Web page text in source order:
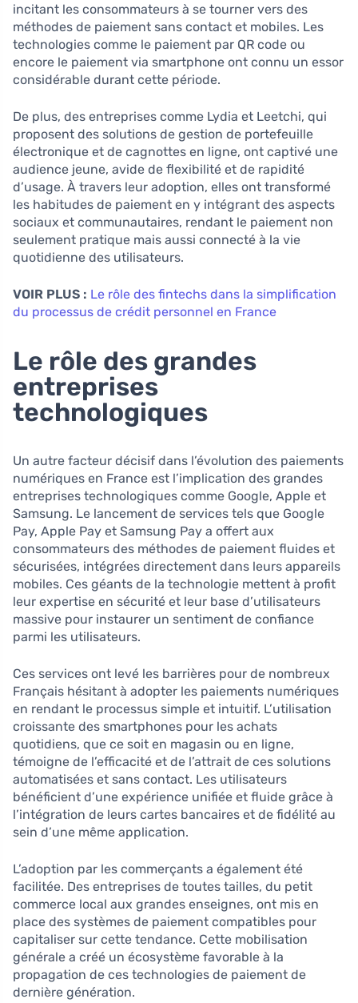
incitant les consommateurs à se tourner vers des
méthodes de paiement sans contact et mobiles. Les
technologies comme le paiement par QR code ou
encore le paiement via smartphone ont connu un essor
considérable durant cette période.
De plus, des entreprises comme Lydia et Leetchi, qui
proposent des solutions de gestion de portefeuille
électronique et de cagnottes en ligne, ont captivé une
audience jeune, avide de flexibilité et de rapidité
d’usage. À travers leur adoption, elles ont transformé
les habitudes de paiement en y intégrant des aspects
sociaux et communautaires, rendant le paiement non
seulement pratique mais aussi connecté à la vie
quotidienne des utilisateurs.
VOIR PLUS : Le rôle des fintechs dans la simplification
du processus de crédit personnel en France
Le rôle des grandes
entreprises
technologiques
Un autre facteur décisif dans l’évolution des paiements
numériques en France est l’implication des grandes
entreprises technologiques comme Google, Apple et
Samsung. Le lancement de services tels que Google
Pay, Apple Pay et Samsung Pay a offert aux
consommateurs des méthodes de paiement fluides et
sécurisées, intégrées directement dans leurs appareils
mobiles. Ces géants de la technologie mettent à profit
leur expertise en sécurité et leur base d’utilisateurs
massive pour instaurer un sentiment de confiance
parmi les utilisateurs.
Ces services ont levé les barrières pour de nombreux
Français hésitant à adopter les paiements numériques
en rendant le processus simple et intuitif. L’utilisation
croissante des smartphones pour les achats
quotidiens, que ce soit en magasin ou en ligne,
témoigne de l’efficacité et de l’attrait de ces solutions
automatisées et sans contact. Les utilisateurs
bénéficient d’une expérience unifiée et fluide grâce à
l’intégration de leurs cartes bancaires et de fidélité au
sein d’une même application.
L’adoption par les commerçants a également été
facilitée. Des entreprises de toutes tailles, du petit
commerce local aux grandes enseignes, ont mis en
place des systèmes de paiement compatibles pour
capitaliser sur cette tendance. Cette mobilisation
générale a créé un écosystème favorable à la
propagation de ces technologies de paiement de
dernière génération.